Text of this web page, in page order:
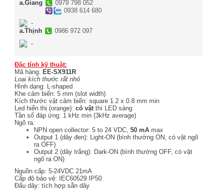
a.Giang
0979 798 052
0938 614 680
-
a.Thịnh
0986 972 097
-
Đặc tính kỹ thuật:
Mã hàng: EE-SX911R
Loại kích thước rất nhỏ
Hình dạng: L-shaped
Khe cảm biến: 5 mm (slot width)
Kích thước vật cảm biến: square 1.2 x 0.8 mm min
Led hiển thị (orange): có vậtthì LED sáng
Tần số đáp ứng: 1 kHz min (3kHz average)
Ngõ ra:
NPN open collector: 5 to 24 VDC, 50 mA max
Output 1 (dây đen): Light-ON (bình thường ON, có vật ngõ
ra OFF)
Output 2 (dây trắng): Dark-ON (bình thường OFF, có vật
ngõ ra ON)
Nguồn cấp: 5-24VDC 21mA
Cấp độ bảo vệ: IEC60529 IP50
Đấu dây: tích hợp sẵn dây